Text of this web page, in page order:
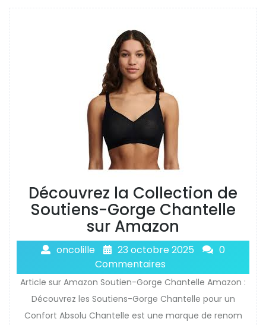
Découvrez la Collection de
Soutiens-Gorge Chantelle
sur Amazon
oncolille 23 octobre 2025
0
Commentaires
Article sur Amazon Soutien-Gorge Chantelle Amazon :
Découvrez les Soutiens-Gorge Chantelle pour un
Confort Absolu Chantelle est une marque de renom